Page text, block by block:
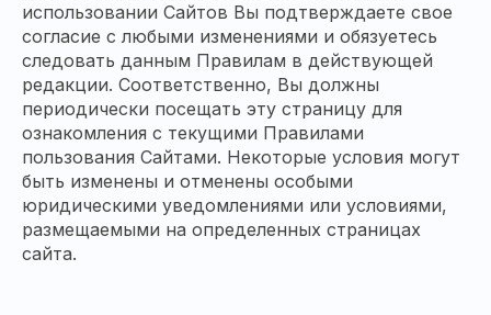
использовании Сайтов Вы подтверждаете свое
согласие с любыми изменениями и обязуетесь
следовать данным Правилам в действующей
редакции. Соответственно, Вы должны
периодически посещать эту страницу для
ознакомления с текущими Правилами
пользования Сайтами. Некоторые условия могут
быть изменены и отменены особыми
юридическими уведомлениями или условиями,
размещаемыми на определенных страницах
сайта.